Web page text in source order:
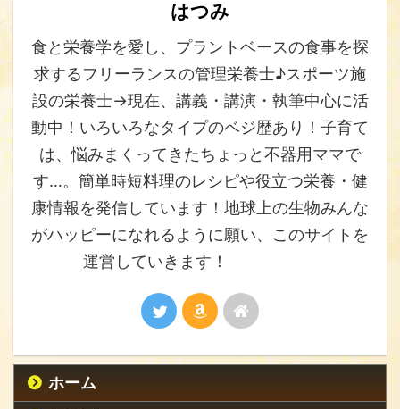
はつみ
食と栄養学を愛し、プラントベースの食事を探
求するフリーランスの管理栄養士♪スポーツ施
設の栄養士→現在、講義・講演・執筆中心に活
動中！いろいろなタイプのベジ歴あり！子育て
は、悩みまくってきたちょっと不器用ママで
す…。簡単時短料理のレシピや役立つ栄養・健
康情報を発信しています！地球上の生物みんな
がハッピーになれるように願い、このサイトを
運営していきます！
ホーム